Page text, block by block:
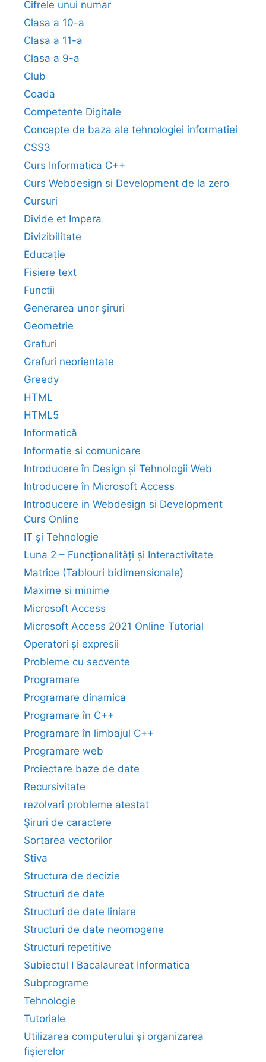
Cifrele unui numar
Clasa a 10-a
Clasa a 11-a
Clasa a 9-a
Club
Coada
Competente Digitale
Concepte de baza ale tehnologiei informatiei
CSS3
Curs Informatica C++
Curs Webdesign si Development de la zero
Cursuri
Divide et Impera
Divizibilitate
Educație
Fisiere text
Functii
Generarea unor șiruri
Geometrie
Grafuri
Grafuri neorientate
Greedy
HTML
HTML5
Informatică
Informatie si comunicare
Introducere în Design și Tehnologii Web
Introducere în Microsoft Access
Introducere in Webdesign si Development
Curs Online
IT și Tehnologie
Luna 2 – Funcționalități și Interactivitate
Matrice (Tablouri bidimensionale)
Maxime si minime
Microsoft Access
Microsoft Access 2021 Online Tutorial
Operatori și expresii
Probleme cu secvente
Programare
Programare dinamica
Programare în C++
Programare în limbajul C++
Programare web
Proiectare baze de date
Recursivitate
rezolvari probleme atestat
Şiruri de caractere
Sortarea vectorilor
Stiva
Structura de decizie
Structuri de date
Structuri de date liniare
Structuri de date neomogene
Structuri repetitive
Subiectul I Bacalaureat Informatica
Subprograme
Tehnologie
Tutoriale
Utilizarea computerului şi organizarea
fişierelor